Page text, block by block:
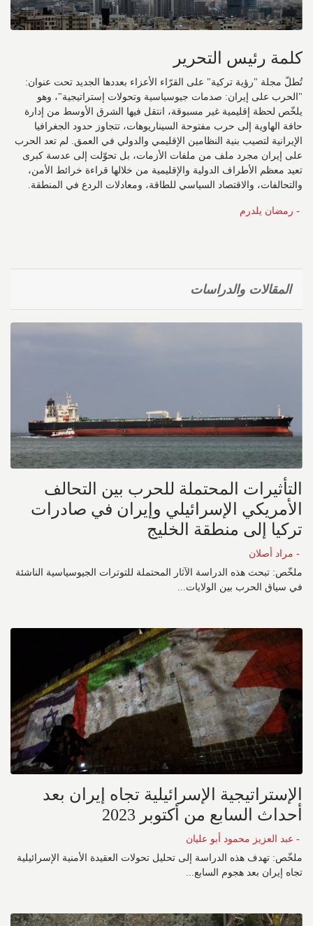
كلمة رئيس التحرير
تُطلّ مجلة "رؤية تركية" على القرّاء الأعزاء بعددها الجديد تحت عنوان:
"الحرب على إيران: صدمات جيوسياسية وتحولات إستراتيجية"، وهو
يلخّص لحظة إقليمية غير مسبوقة، انتقل فيها الشرق الأوسط من إدارة
حافة الهاوية إلى حرب مفتوحة السيناريوهات، تتجاوز حدود الجغرافيا
الإيرانية لتصيب بنية النظامين الإقليمي والدولي في العمق. لم تعد الحرب
على إيران مجرد ملف من ملفات الأزمات، بل تحوّلت إلى عدسة كبرى
تعيد معظم الأطراف الدولية والإقليمية من خلالها قراءة خرائط الأمن،
والتحالفات، والاقتصاد السياسي للطاقة، ومعادلات الردع في المنطقة.
- رمضان يلدرم
المقالات والدراسات
التأثيرات المحتملة للحرب بين التحالف
الأمريكي الإسرائيلي وإيران في صادرات
تركيا إلى منطقة الخليج
- مراد أصلان
ملخّص: تبحث هذه الدراسة الآثار المحتملة للتوترات الجيوسياسية الناشئة
في سياق الحرب بين الولايات...
الإستراتيجية الإسرائيلية تجاه إيران بعد
أحداث السابع من أكتوبر 2023
- عبد العزيز محمود أبو عليان
ملخّص: تهدف هذه الدراسة إلى تحليل تحولات العقيدة الأمنية الإسرائيلية
تجاه إيران بعد هجوم السابع...